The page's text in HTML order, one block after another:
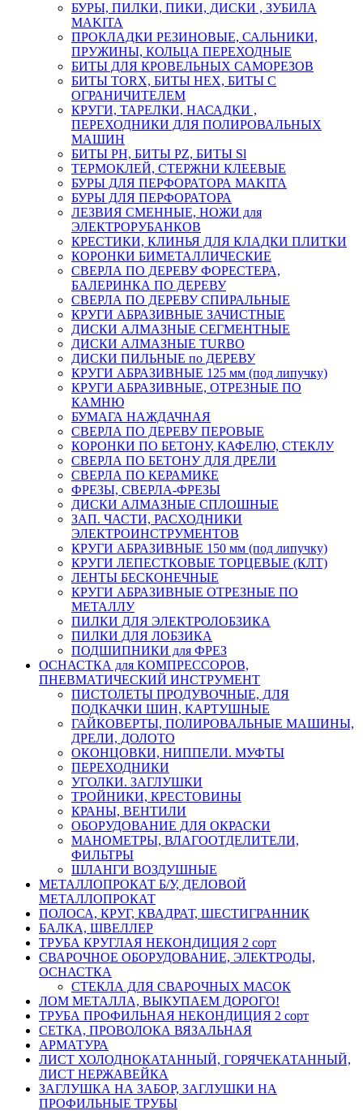
БУРЫ, ПИЛКИ, ПИКИ, ДИСКИ , ЗУБИЛА
MAKITA
ПРОКЛАДКИ РЕЗИНОВЫЕ, САЛЬНИКИ,
ПРУЖИНЫ, КОЛЬЦА ПЕРЕХОДНЫЕ
БИТЫ ДЛЯ КРОВЕЛЬНЫХ САМОРЕЗОВ
БИТЫ TORX, БИТЫ НЕХ, БИТЫ С
ОГРАНИЧИТЕЛЕМ
КРУГИ, ТАРЕЛКИ, НАСАДКИ ,
ПЕРЕХОДНИКИ ДЛЯ ПОЛИРОВАЛЬНЫХ
МАШИН
БИТЫ PH, БИТЫ PZ, БИТЫ Sl
ТЕРМОКЛЕЙ, СТЕРЖНИ КЛЕЕВЫЕ
БУРЫ ДЛЯ ПЕРФОРАТОРА MAKITA
БУРЫ ДЛЯ ПЕРФОРАТОРА
ЛЕЗВИЯ СМЕННЫЕ, НОЖИ для
ЭЛЕКТРОРУБАНКОВ
КРЕСТИКИ, КЛИНЬЯ ДЛЯ КЛАДКИ ПЛИТКИ
КОРОНКИ БИМЕТАЛЛИЧЕСКИЕ
СВЕРЛА ПО ДЕРЕВУ ФОРЕСТЕРА,
БАЛЕРИНКА ПО ДЕРЕВУ
СВЕРЛА ПО ДЕРЕВУ СПИРАЛЬНЫЕ
КРУГИ АБРАЗИВНЫЕ ЗАЧИСТНЫЕ
ДИСКИ АЛМАЗНЫЕ СЕГМЕНТНЫЕ
ДИСКИ АЛМАЗНЫЕ TURBO
ДИСКИ ПИЛЬНЫЕ по ДЕРЕВУ
КРУГИ АБРАЗИВНЫЕ 125 мм (под липучку)
КРУГИ АБРАЗИВНЫЕ, ОТРЕЗНЫЕ ПО
КАМНЮ
БУМАГА НАЖДАЧНАЯ
СВЕРЛА ПО ДЕРЕВУ ПЕРОВЫЕ
КОРОНКИ ПО БЕТОНУ, КАФЕЛЮ, СТЕКЛУ
СВЕРЛА ПО БЕТОНУ ДЛЯ ДРЕЛИ
СВЕРЛА ПО КЕРАМИКЕ
ФРЕЗЫ, СВЕРЛА-ФРЕЗЫ
ДИСКИ АЛМАЗНЫЕ СПЛОШНЫЕ
ЗАП. ЧАСТИ, РАСХОДНИКИ
ЭЛЕКТРОИНСТРУМЕНТОВ
КРУГИ АБРАЗИВНЫЕ 150 мм (под липучку)
КРУГИ ЛЕПЕСТКОВЫЕ ТОРЦЕВЫЕ (КЛТ)
ЛЕНТЫ БЕСКОНЕЧНЫЕ
КРУГИ АБРАЗИВНЫЕ ОТРЕЗНЫЕ ПО
МЕТАЛЛУ
ПИЛКИ ДЛЯ ЭЛЕКТРОЛОБЗИКА
ПИЛКИ ДЛЯ ЛОБЗИКА
ПОДШИПНИКИ для ФРЕЗ
ОСНАСТКА для КОМПРЕССОРОВ,
ПНЕВМАТИЧЕСКИЙ ИНСТРУМЕНТ
ПИСТОЛЕТЫ ПРОДУВОЧНЫЕ, ДЛЯ
ПОДКАЧКИ ШИН, КАРТУШНЫЕ
ГАЙКОВЕРТЫ, ПОЛИРОВАЛЬНЫЕ МАШИНЫ,
ДРЕЛИ, ДОЛОТО
ОКОНЦОВКИ, НИППЕЛИ. МУФТЫ
ПЕРЕХОДНИКИ
УГОЛКИ. ЗАГЛУШКИ
ТРОЙНИКИ, КРЕСТОВИНЫ
КРАНЫ, ВЕНТИЛИ
ОБОРУДОВАНИЕ ДЛЯ ОКРАСКИ
МАНОМЕТРЫ, ВЛАГООТДЕЛИТЕЛИ,
ФИЛЬТРЫ
ШЛАНГИ ВОЗДУШНЫЕ
МЕТАЛЛОПРОКАТ Б/У, ДЕЛОВОЙ
МЕТАЛЛОПРОКАТ
ПОЛОСА, КРУГ, КВАДРАТ, ШЕСТИГРАННИК
БАЛКА, ШВЕЛЛЕР
ТРУБА КРУГЛАЯ НЕКОНДИЦИЯ 2 сорт
СВАРОЧНОЕ ОБОРУДОВАНИЕ, ЭЛЕКТРОДЫ,
ОСНАСТКА
СТЕКЛА ДЛЯ СВАРОЧНЫХ МАСОК
ЛОМ МЕТАЛЛА, ВЫКУПАЕМ ДОРОГО!
ТРУБА ПРОФИЛЬНАЯ НЕКОНДИЦИЯ 2 сорт
СЕТКА, ПРОВОЛОКА ВЯЗАЛЬНАЯ
АРМАТУРА
ЛИСТ ХОЛОДНОКАТАННЫЙ, ГОРЯЧЕКАТАННЫЙ,
ЛИСТ НЕРЖАВЕЙКА
ЗАГЛУШКА НА ЗАБОР, ЗАГЛУШКИ НА
ПРОФИЛЬНЫЕ ТРУБЫ